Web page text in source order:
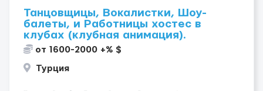
Танцовщицы, Вокалистки, Шоу-
балеты, и Работницы хостес в
клубах (клубная анимация).
от 1600-2000 +% $
Турция